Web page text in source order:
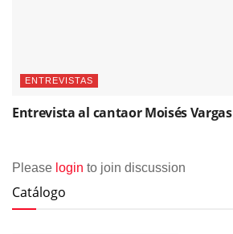
ENTREVISTAS
Entrevista al cantaor Moisés Vargas
Please login to join discussion
Catálogo